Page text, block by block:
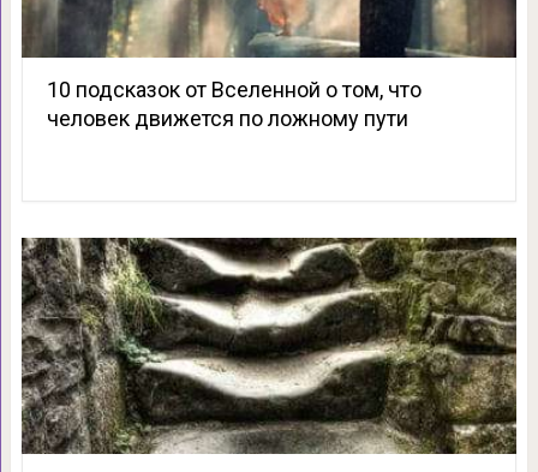
10 подсказок от Вселенной о том, что
человек движется по ложному пути